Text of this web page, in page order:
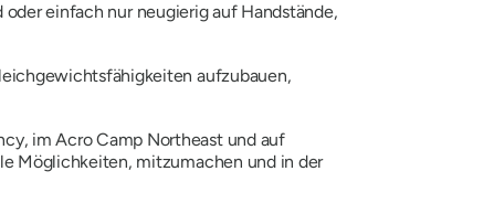
oder einfach nur neugierig auf Handstände,
aufzubauen,
im Acro Camp Northeast und auf
Möglichkeiten, mitzumachen und in der